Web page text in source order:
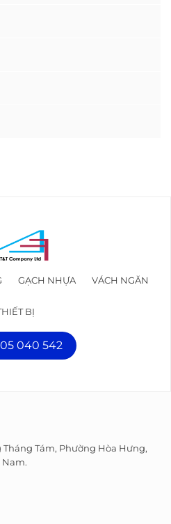
GẠCH NHỰA VÁCH NGĂN
BỊ
040 542
Tháng Tám, Phường Hòa Hưng,
Nam.